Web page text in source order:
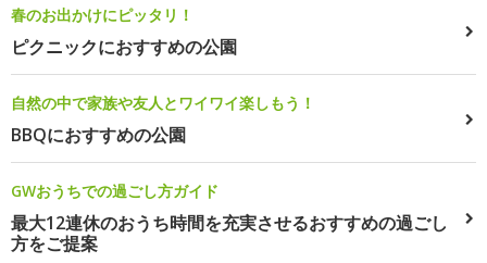
春のお出かけにピッタリ！
ピクニックにおすすめの公園
自然の中で家族や友人とワイワイ楽しもう！
BBQにおすすめの公園
GWおうちでの過ごし方ガイド
最大12連休のおうち時間を充実させるおすすめの過ごし
方をご提案